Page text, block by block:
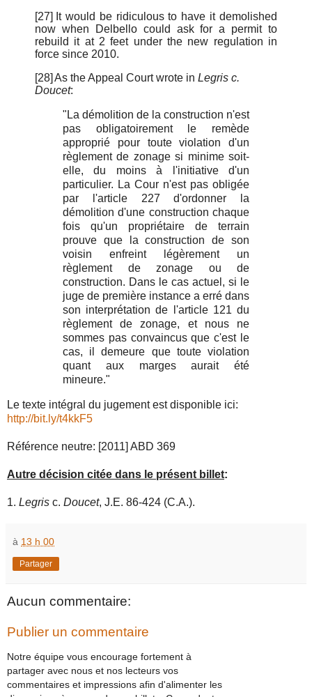
[27] It would be ridiculous to have it demolished
now when Delbello could ask for a permit to
rebuild it at 2 feet under the new regulation in
force since 2010.
[28] As the Appeal Court wrote in Legris c.
Doucet:
"La démolition de la construction n'est
pas obligatoirement le remède
approprié pour toute violation d'un
règlement de zonage si minime soit-
elle, du moins à l'initiative d'un
particulier. La Cour n'est pas obligée
par l'article 227 d'ordonner la
démolition d'une construction chaque
fois qu'un propriétaire de terrain
prouve que la construction de son
voisin enfreint légèrement un
règlement de zonage ou de
construction. Dans le cas actuel, si le
juge de première instance a erré dans
son interprétation de l'article 121 du
règlement de zonage, et nous ne
sommes pas convaincus que c'est le
cas, il demeure que toute violation
quant aux marges aurait été
mineure."
Le texte intégral du jugement est disponible ici:
http://bit.ly/t4kkF5
Référence neutre: [2011] ABD 369
Autre décision citée dans le présent billet:
1. Legris c. Doucet, J.E. 86-424 (C.A.).
à 13 h 00
Partager
Aucun commentaire:
Publier un commentaire
Notre équipe vous encourage fortement à
partager avec nous et nos lecteurs vos
commentaires et impressions afin d'alimenter les